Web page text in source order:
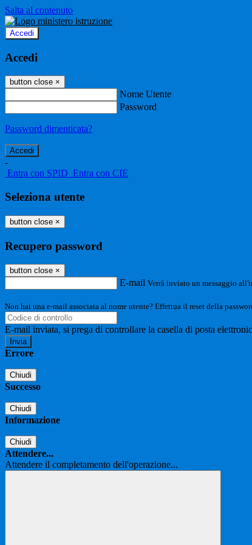
Salta al contenuto
Accedi
Accedi
button close ×
Nome Utente
Password
Password dimenticata?
-
Entra con SPID Entra con CIE
Seleziona utente
button close ×
Recupero password
button close ×
E-mail Verrà inviato un messaggio
Non hai una e-mail associata al nome utente? Effettua il reset della
E-mail inviata, si prega di controllare la casella di posta
Errore
Chiudi
Successo
Chiudi
Informazione
Chiudi
Attendere...
Attendere il completamento dell'operazione...